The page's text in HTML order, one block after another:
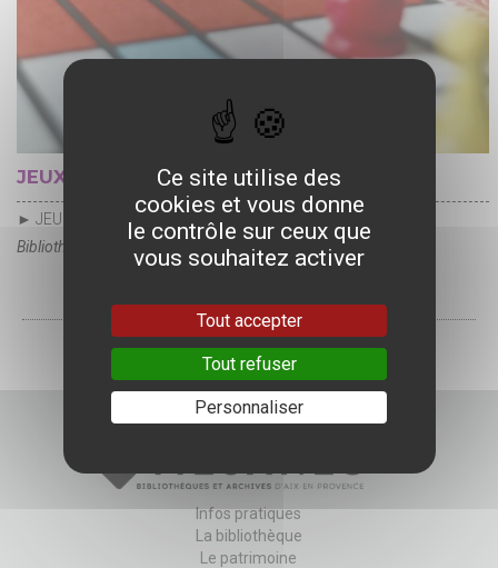
JEUX DE SOCIÉTÉ
► JEUDI 23 JUILLET
Bibliothèque et archives municipales - Michel-Vovelle
Infos pratiques
La bibliothèque
Le patrimoine
Ce site utilise des
cookies et vous donne
le contrôle sur ceux que
vous souhaitez activer
Tout accepter
Tout refuser
Personnaliser